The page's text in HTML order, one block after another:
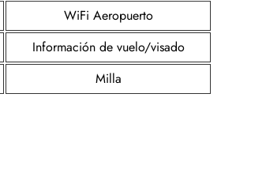
WiFi Aeropuerto
Información de vuelo/visado
Milla